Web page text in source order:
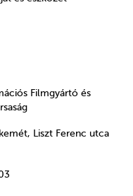
Filmgyártó és
Liszt Ferenc utca